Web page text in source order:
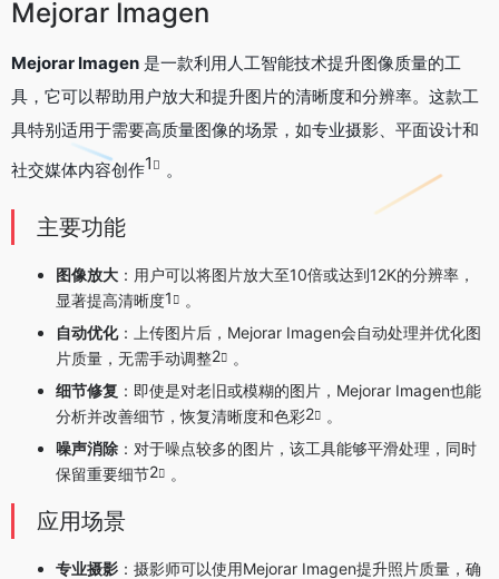
Mejorar Imagen
Mejorar Imagen 是一款利用人工智能技术提升图像质量的工
具，它可以帮助用户放大和提升图片的清晰度和分辨率。这款工
具特别适用于需要高质量图像的场景，如专业摄影、平面设计和
社交媒体内容创作1 。
主要功能
图像放大 ：用户可以将图片放大至10倍或达到12K的分辨率，
显著提高清晰度1
。
自动优化：上传图片后，Mejorar Imagen会自动处理并优化图
片质量，无需手动调整2
。
细节修复 ：即使是对老旧或模糊的图片，Mejorar Imagen也能
分析并改善细节，恢复清晰度和色彩2
。
噪声消除 ：对于噪点较多的图片，该工具能够平滑处理，同时
保留重要细节2 。
应用场景
专业摄影 ：摄影师可以使用Mejorar Imagen提升照片质量，确